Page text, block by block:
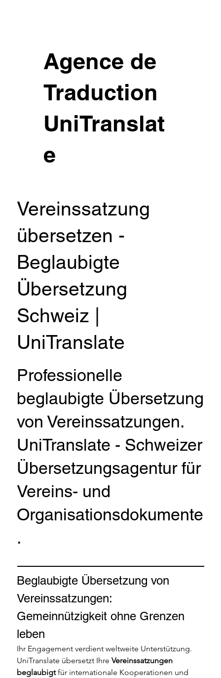
Agence de
Traduction
UniTranslat
e
Vereinssatzung
übersetzen -
Beglaubigte
Übersetzung
Schweiz |
UniTranslate
Professionelle
beglaubigte Übersetzung
von Vereinssatzungen.
UniTranslate - Schweizer
Übersetzungsagentur für
Vereins- und
Organisationsdokumente
.
Beglaubigte Übersetzung von
Vereinssatzungen:
Gemeinnützigkeit ohne Grenzen
leben
Ihr Engagement verdient weltweite Unterstützung.
UniTranslate übersetzt Ihre Vereinssatzungen
beglaubigt für internationale Kooperationen und